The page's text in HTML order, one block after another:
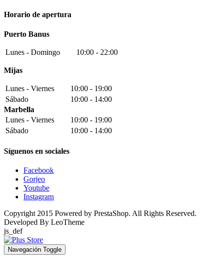
Horario de apertura
Puerto Banus
Lunes - Domingo 10:00 - 22:00
Mijas
Lunes - Viernes
10:00 - 19:00
Sábado
10:00 - 14:00
Marbella
Lunes - Viernes
10:00 - 19:00
Sábado
10:00 - 14:00
Síguenos en sociales
Facebook
Gorjeo
Youtube
Instagram
Copyright 2015 Powered by PrestaShop. All Rights Reserved.
Developed By LeoTheme
js_def
Navegación Toggle